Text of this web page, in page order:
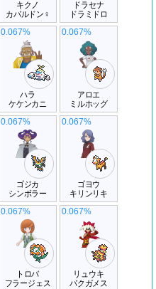
キクノ
カバルドン♀
ドラセナ
ドラミドロ
ハラ
ケケンカニ
0.067%
アロエ
ミルホッグ
0.067%
ゴジカ
シンボラー
0.067%
ゴヨウ
キリンリキ
0.067%
トロバ
フラージェス
0.067%
リュウキ
バクガメス
0.067%